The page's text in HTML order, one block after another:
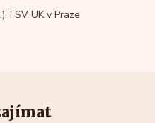
FSV UK v Praze